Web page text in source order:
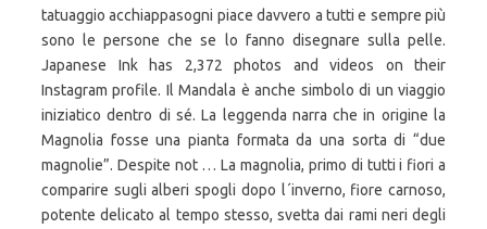
tatuaggio acchiappasogni piace davvero a tutti e sempre più
sono le persone che se lo fanno disegnare sulla pelle.
Japanese Ink has 2,372 photos and videos on their
Instagram profile. Il Mandala è anche simbolo di un viaggio
iniziatico dentro di sé. La leggenda narra che in origine la
Magnolia fosse una pianta formata da una sorta di “due
magnolie”. Despite not … La magnolia, primo di tutti i fiori a
comparire sugli alberi spogli dopo l´inverno, fiore carnoso,
potente delicato al tempo stesso, svetta dai rami neri degli